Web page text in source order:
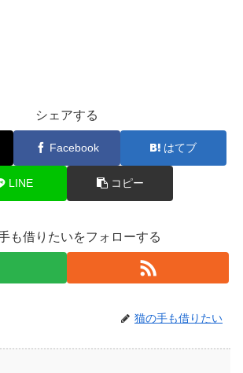
シェアする
Facebook はてブ
LINE コピー
も借りたいをフォローする
猫の手も借りたい